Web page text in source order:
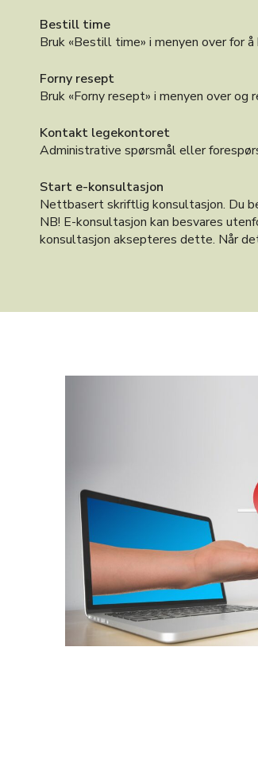
Bestill time
Bruk «Bestill time» i menyen over for
Forny resept
Bruk «Forny resept» i menyen over
Kontakt legekontoret
Administrative spørsmål eller
Start e-konsultasjon
Nettbasert skriftlig konsultasjon. Du
NB! E-konsultasjon kan besvares
konsultasjon aksepteres dette. Når